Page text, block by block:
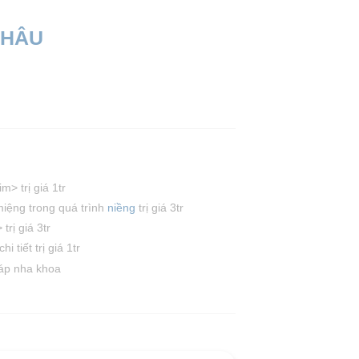
trị giá 1tr
trong quá trình niềng trị giá 3tr
trị giá 3tr
tiết trị giá 1tr
nha khoa